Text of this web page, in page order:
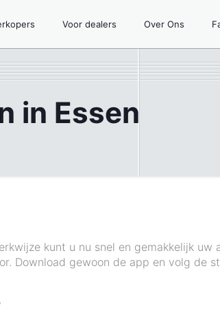
Voor dealers Over Ons
in Essen
kunt u nu snel en gemakkelijk uw
Download gewoon de app en volg de